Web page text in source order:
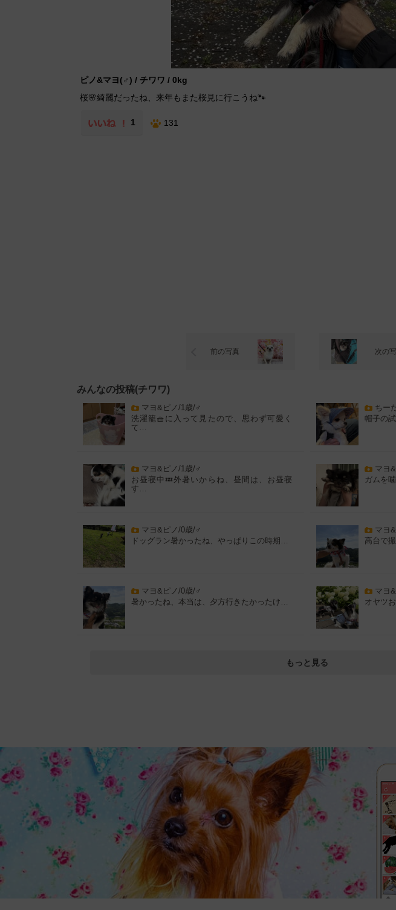
ピノ&マヨ(♂) / チワワ / 0kg
桜🌸綺麗だったね、来年もまた桜見に行こうね🐾
1 131
前の写真 次の
みんなの投稿(チワワ)
マヨ&ピノ/1歳/♂
洗濯籠🧺に入って見たので、思わず可愛く
て…
ちー
帽子の
マヨ&ピノ/1歳/♂
お昼寝中💤外暑いからね、昼間は、お昼寝
す…
マヨ
ガムを
マヨ&ピノ/0歳/♂
ドッグラン暑かったね、やっぱりこの時期…
マヨ
高台で
マヨ&ピノ/0歳/♂
暑かったね、本当は、夕方行きたかったけ…
マヨ
オヤツ
もっと見る